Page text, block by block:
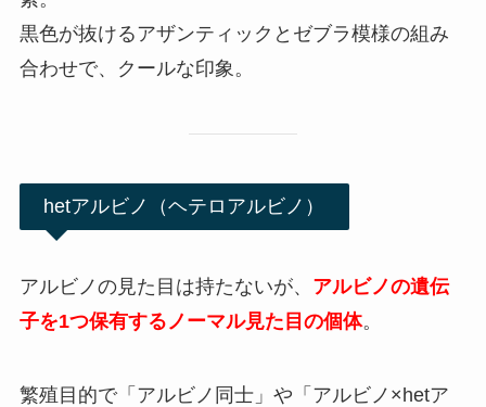
黒色が抜けるアザンティックとゼブラ模様の組み
合わせで、クールな印象。
hetアルビノ（ヘテロアルビノ）
アルビノの見た目は持たないが、 アルビノの遺伝
子を1つ保有するノーマル見た目の個体。
繁殖目的で「アルビノ同士」や「アルビノ×hetア